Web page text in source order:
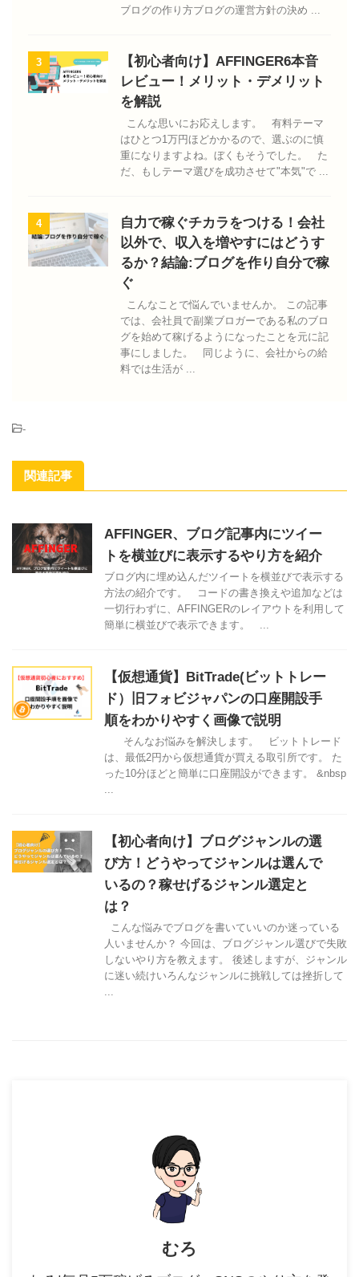
ブログの作り方ブログの運営方針の決め ...
3
【初心者向け】AFFINGER6本音
レビュー！メリット・デメリット
を解説
こんな思いにお応えします。 有料テーマ
はひとつ1万円ほどかかるので、選ぶのに慎
重になりますよね。ぼくもそうでした。 た
だ、もしテーマ選びを成功させて"本気"で ...
4
自力で稼ぐチカラをつける！会社
以外で、収入を増やすにはどうす
るか？結論:ブログを作り自分で稼
ぐ
こんなことで悩んでいませんか。 この記事
では、会社員で副業ブロガーである私のブロ
グを始めて稼げるようになったことを元に記
事にしました。 同じように、会社からの給
料では生活が ...
-
関連記事
AFFINGER、ブログ記事内にツイー
トを横並びに表示するやり方を紹介
ブログ内に埋め込んだツイートを横並びで表示する
方法の紹介です。 コードの書き換えや追加などは
一切行わずに、AFFINGERのレイアウトを利用して
簡単に横並びで表示できます。 ...
【仮想通貨】BitTrade(ビットトレー
ド）旧フォビジャパンの口座開設手
順をわかりやすく画像で説明
そんなお悩みを解決します。 ビットトレード
は、最低2円から仮想通貨が買える取引所です。 た
った10分ほどと簡単に口座開設ができます。 &nbsp
...
【初心者向け】ブログジャンルの選
び方！どうやってジャンルは選んで
いるの？稼せげるジャンル選定と
は？
こんな悩みでブログを書いていいのか迷っている
人いませんか？ 今回は、ブログジャンル選びで失敗
しないやり方を教えます。 後述しますが、ジャンル
に迷い続けいろんなジャンルに挑戦しては挫折して
...
むろ